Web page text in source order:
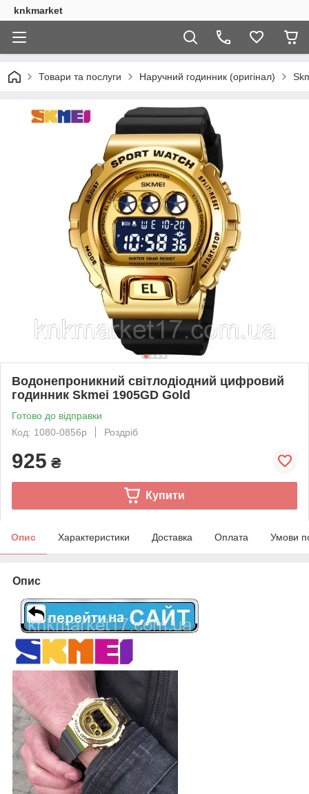
knkmarket
Товари та послуги Наручний годинник (оригінал)
Водонепроникний світлодіодний цифровий
годинник Skmei 1905GD Gold
Готово до відправки
Код: 1080-0856р
Роздріб
925 ₴
Купити
Опис Характеристики Доставка Оплата Умови
Опис